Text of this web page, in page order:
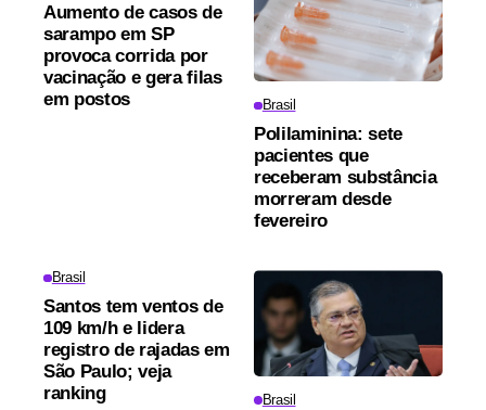
Aumento de casos de
sarampo em SP
provoca corrida por
vacinação e gera filas
em postos
Brasil
Polilaminina: sete
pacientes que
receberam substância
morreram desde
fevereiro
Brasil
Santos tem ventos de
109 km/h e lidera
registro de rajadas em
São Paulo; veja
ranking
Brasil